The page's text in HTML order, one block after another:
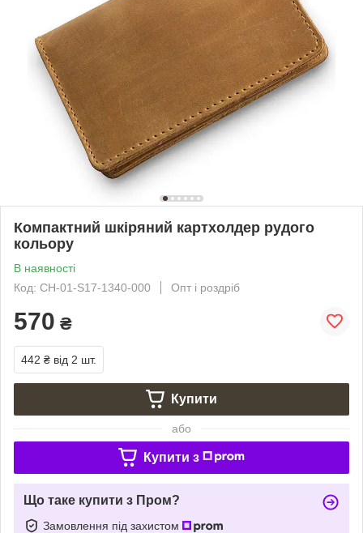
Компактний шкіряний картхолдер рудого
кольору
В наявності
Код: CH-01-S17-1340-000
Опт і роздріб
570 ₴
442 ₴ від 2 шт.
Купити
або
Купити з
Що таке купити з Пром?
Замовлення під захистом